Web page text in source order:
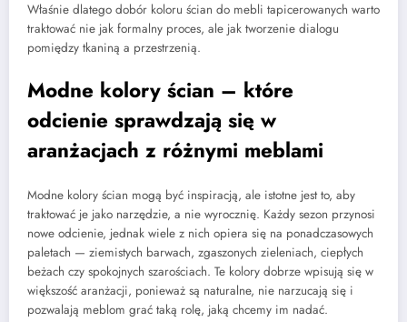
Właśnie dlatego dobór koloru ścian do mebli tapicerowanych warto
traktować nie jak formalny proces, ale jak tworzenie dialogu
pomiędzy tkaniną a przestrzenią.
Modne kolory ścian – które
odcienie sprawdzają się w
aranżacjach z różnymi meblami
Modne kolory ścian mogą być inspiracją, ale istotne jest to, aby
traktować je jako narzędzie, a nie wyrocznię. Każdy sezon przynosi
nowe odcienie, jednak wiele z nich opiera się na ponadczasowych
paletach — ziemistych barwach, zgaszonych zieleniach, ciepłych
beżach czy spokojnych szarościach. Te kolory dobrze wpisują się w
większość aranżacji, ponieważ są naturalne, nie narzucają się i
pozwalają meblom grać taką rolę, jaką chcemy im nadać.